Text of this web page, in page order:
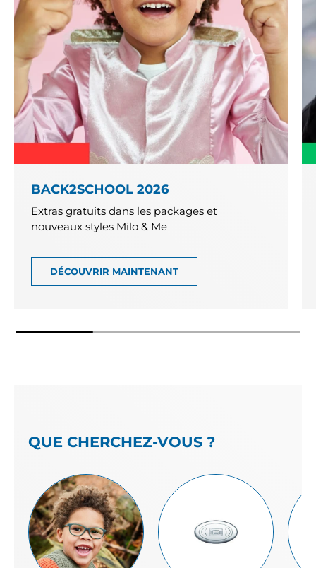
BACK2SCHOOL 2026
Extras gratuits dans les packages et
nouveaux styles Milo & Me
DÉCOUVRIR MAINTENANT
QUE CHERCHEZ-VOUS ?